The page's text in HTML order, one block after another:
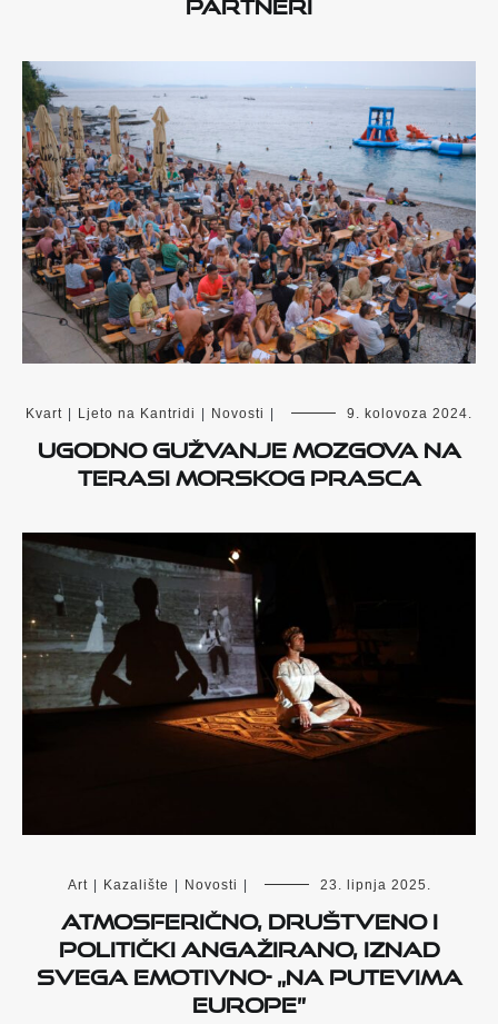
Kvart | Ljeto na Kantridi | Novosti | 9. kolovoza 2024.
Ugodno gužvanje mozgova na
terasi Morskog prasca
Art | Kazalište | Novosti | 23. lipnja 2025.
Atmosferično, društveno i
politički angažirano, iznad
svega emotivno- „Na putevima
Europe”